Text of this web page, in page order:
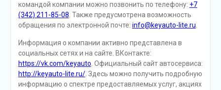
командой компании можно позвонить по телефону: +7
(342) 211-85-08. Также предусмотрена возможность
обращения по электронной почте: info@keyauto-lite.ru.
Информация о компании активно представлена в
социальных сетях и на сайте. ВКонтакте:
https://vk.com/keyauto. Официальный сайт автосервиса:
http://keyauto-lite.ru/. Здесь можно получить подробную
информацию о спектре предоставляемых услуг, акциях